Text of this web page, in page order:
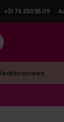
+31 74 250 55 09